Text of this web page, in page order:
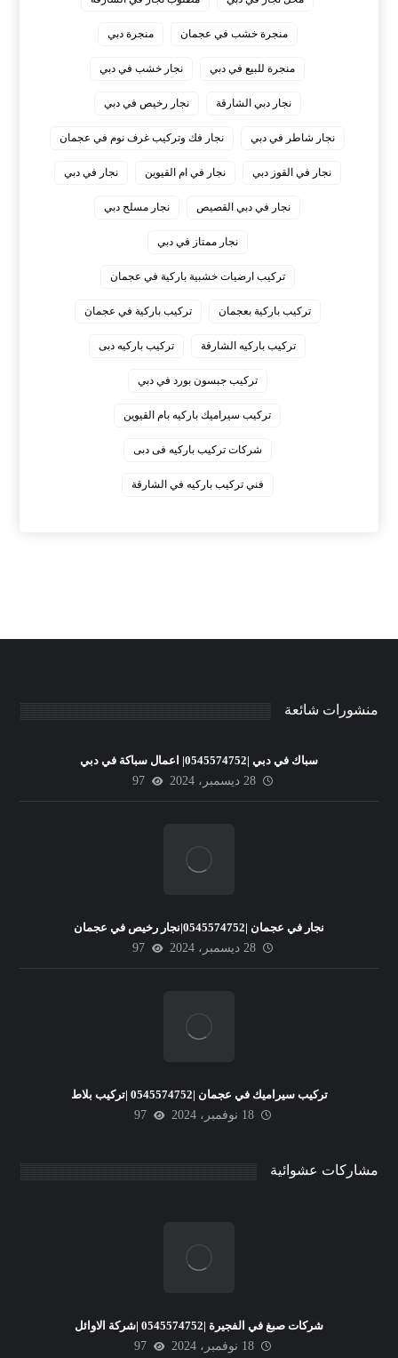
منجرة خشب في عجمان منجرة دبي
منجرة للبيع في دبي نجار خشب في دبي
نجار دبي الشارقة نجار رخيص في دبي
نجار شاطر في دبي نجار فك وتركيب غرف نوم في عجمان
نجار في القوز دبي نجار في ام القيوين نجار في دبي
نجار في دبي القصيص نجار مسلح دبي
نجار ممتاز في دبي
‏تركيب ارضيات خشبية باركية في عجمان
‏تركيب باركية بعجمان ‏تركيب باركية في عجمان
‏تركيب باركيه الشارقة ‏تركيب باركيه دبى
‏تركيب جبسون بورد في دبي
‏تركيب سيراميك باركيه بام القيوين
‏شركات تركيب باركيه فى دبى
‏فني تركيب باركيه في الشارقة
منشورات شائعة
سباك في دبي |0545574752| اعمال سباكة في دبي
28 ديسمبر، 2024
97
نجار في عجمان |0545574752|نجار رخيص في عجمان
28 ديسمبر، 2024
97
تركيب سيراميك في عجمان |0545574752 |تركيب بلاط
18 نوفمبر، 2024
97
مشاركات عشوائية
شركات صبغ في الفجيرة |0545574752 |شركة الاوائل
18 نوفمبر، 2024
97